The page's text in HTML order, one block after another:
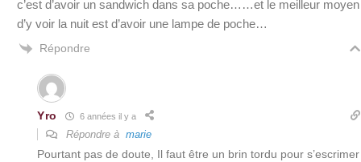
c’est d’avoir un sandwich dans sa poche……et le meilleur moyen
d’y voir la nuit est d’avoir une lampe de poche…
Répondre
Yro 6 années il y a
Répondre à marie
Pourtant pas de doute, Il faut être un brin tordu pour s’escrimer